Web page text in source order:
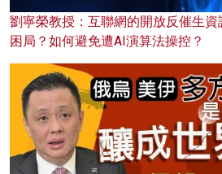
劉寧榮教授：互聯網的開放反催生
困局？如何避免遭AI演算法操控？